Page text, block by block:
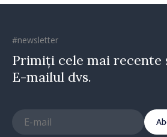
#newsletter
Primiți cele mai
E-mailul dvs.